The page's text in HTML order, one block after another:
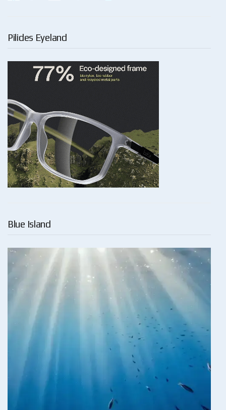
Pilides Eyeland
Blue Island